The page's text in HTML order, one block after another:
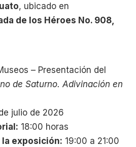
, ubicado en
de los Héroes No. 908,
– Presentación del
de Saturno. Adivinación en
julio de 2026
18:00 horas
la exposición: 19:00 a 21:00